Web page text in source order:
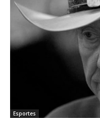
Esportes